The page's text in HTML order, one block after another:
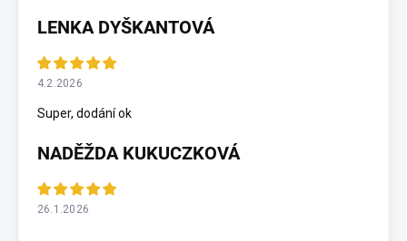
LENKA DYŠKANTOVÁ
4.2.2026
Super, dodání ok
NADĚŽDA KUKUCZKOVÁ
26.1.2026